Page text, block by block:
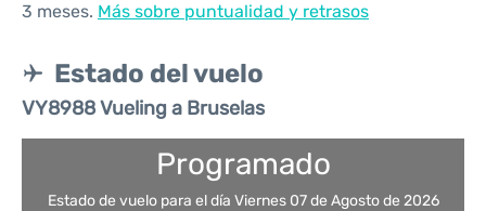
3 meses. Más sobre puntualidad y retrasos
Estado del vuelo
VY8988 Vueling a Bruselas
Programado
Estado de vuelo para el día Viernes 07 de Agosto de 2026